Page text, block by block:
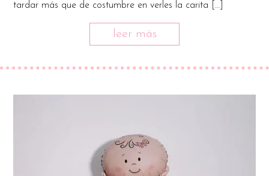
tardar más que de costumbre en verles la carita […]
leer más